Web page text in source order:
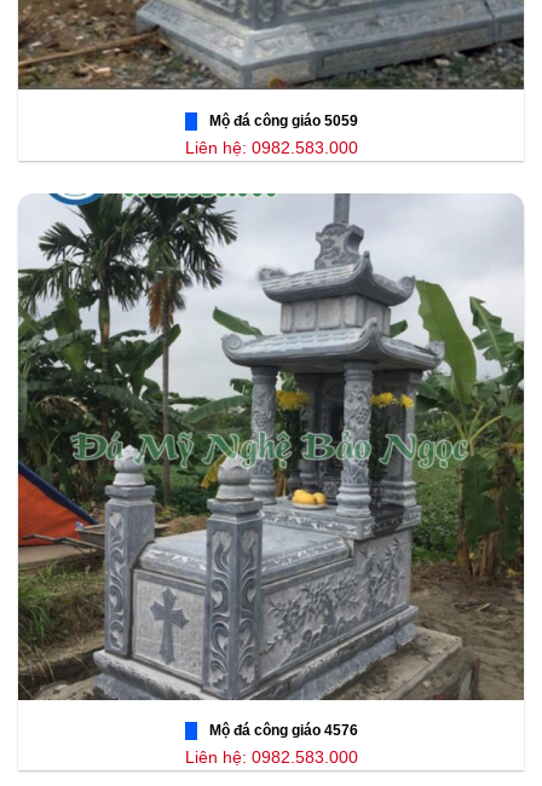
Mộ đá công giáo 5059
Liên hệ: 0982.583.000
Mộ đá công giáo 4576
Liên hệ: 0982.583.000